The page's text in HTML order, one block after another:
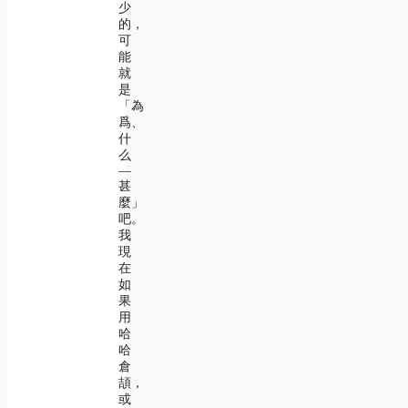
少
的，
可
能
就
是
「為
爲、
什
么
―
甚
麼」
吧。
我
現
在
如
果
用
哈
哈
倉
頡，
或